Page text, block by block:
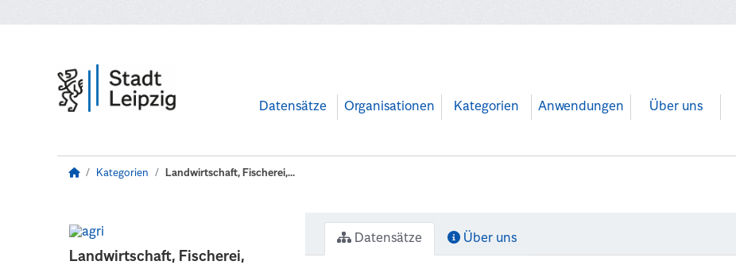
Datensätze Organisationen Kategorien Anwendungen Über uns
Kategorien Landwirtschaft, Fischerei,...
Landwirtschaft, Fischerei,
Datensätze Über uns